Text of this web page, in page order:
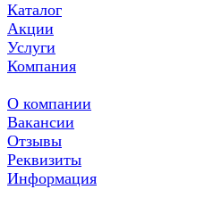
Каталог
Акции
Услуги
Компания
О компании
Вакансии
Отзывы
Реквизиты
Информация